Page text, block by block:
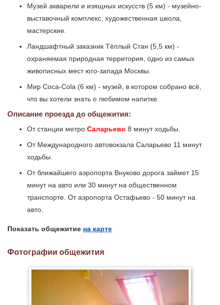
Музей акварели и изящных искусств (5 км) - музейно-
выставочный комплекс, художественная школа,
мастерские.
Ландшафтный заказник Тёплый Стан (5,5 км) -
охраняемая природная территория, одно из самых
живописных мест юго-запада Москвы.
Мир Coca-Cola (6 км) - музей, в котором собрано всё,
что вы хотели знать о любимом напитке.
Описание проезда до общежития:
От станции метро Саларьево 8 минут ходьбы.
От Международного автовокзала Саларьево 11 минут
ходьбы.
От ближайшего аэропорта Внуково дорога займет 15
минут на авто или 30 минут на общественном
транспорте. От аэропорта Остафьево - 50 минут на
авто.
Показать общежитие на карте
Фотографии общежития